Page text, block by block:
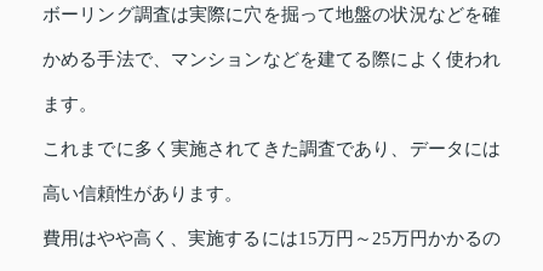
ボーリング調査は実際に穴を掘って地盤の状況などを確
かめる手法で、マンションなどを建てる際によく使われ
ます。
これまでに多く実施されてきた調査であり、データには
高い信頼性があります。
費用はやや高く、実施するには15万円～25万円かかるの